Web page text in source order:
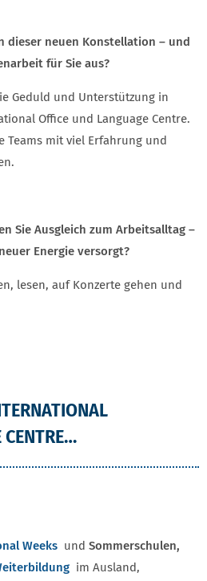
dieser neuen Konstellation – und
für Sie aus?
Geduld und Unterstützung in
Office und Language Centre.
Teams mit viel Erfahrung und
Sie Ausgleich zum Arbeitsalltag –
Energie versorgt?
lesen, auf Konzerte gehen und
CENTRE…
Weeks und Sommerschulen,
im Ausland,